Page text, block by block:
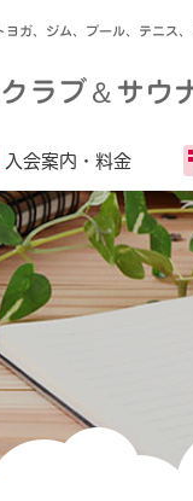
ガ、ジム、プール、テニス、
ラブ＆サウ
入会案内・ 料金